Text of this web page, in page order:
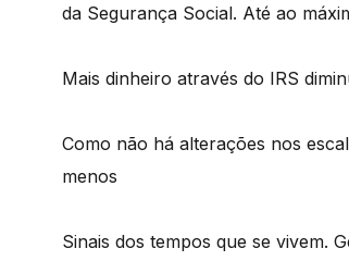
da Segurança Social. Até ao
Mais dinheiro através do IRS
Como não há alterações nos
menos
Sinais dos tempos que se vivem.